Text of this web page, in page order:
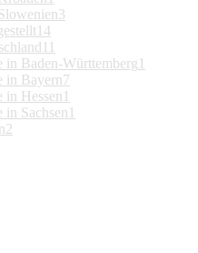
3
14
11
in Baden-Württemberg 1
in Bayern7
in Hessen 1
in Sachsen 1
2